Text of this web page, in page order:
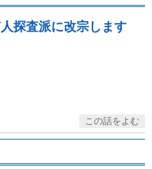
人探査派に改宗します